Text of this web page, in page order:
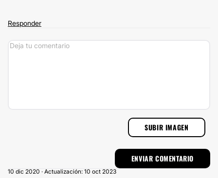
Responder
SUBIR IMAGEN
10 dic 2020 · Actualización: 10 oct 2023